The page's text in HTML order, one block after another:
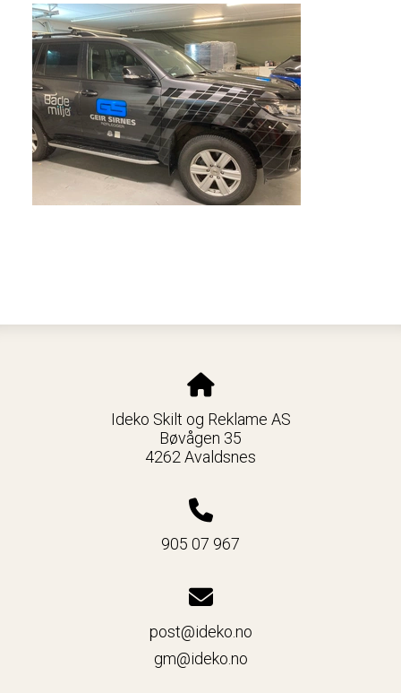
Ideko Skilt og Reklame AS
Bøvågen 35
4262 Avaldsnes
905 07 967
post@ideko.no
gm@ideko.no